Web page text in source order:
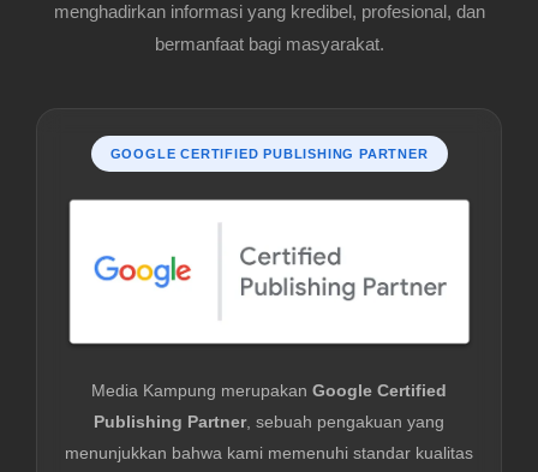
menghadirkan informasi yang kredibel, profesional, dan
bermanfaat bagi masyarakat.
GOOGLE CERTIFIED PUBLISHING PARTNER
Media Kampung merupakan Google Certified
Publishing Partner, sebuah pengakuan yang
menunjukkan bahwa kami memenuhi standar kualitas